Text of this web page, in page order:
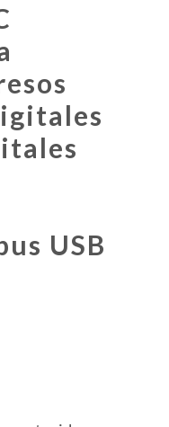
USB